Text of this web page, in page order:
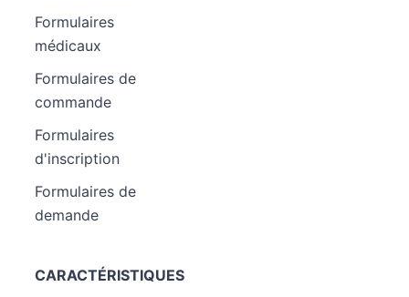
Formulaires
médicaux
Formulaires de
commande
Formulaires
d'inscription
Formulaires de
demande
CARACTÉRISTIQUES